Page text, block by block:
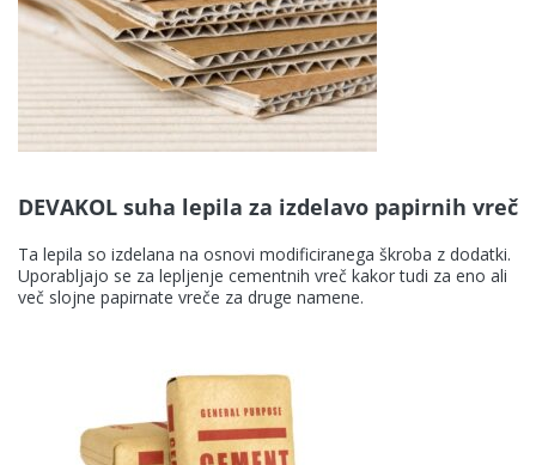
DEVAKOL suha lepila za izdelavo papirnih vreč
Ta lepila so izdelana na osnovi modificiranega škroba z dodatki.
Uporabljajo se za lepljenje cementnih vreč kakor tudi za eno ali
več slojne papirnate vreče za druge namene.